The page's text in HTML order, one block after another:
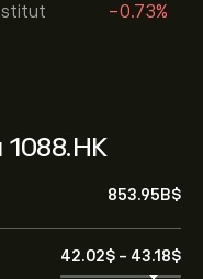
-0.73%
853.95B‎$‎
42.02‎$‎ - 43.18‎$‎